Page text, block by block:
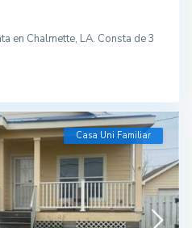
en Chalmette, LA. Consta de 3
Casa Uni Familiar